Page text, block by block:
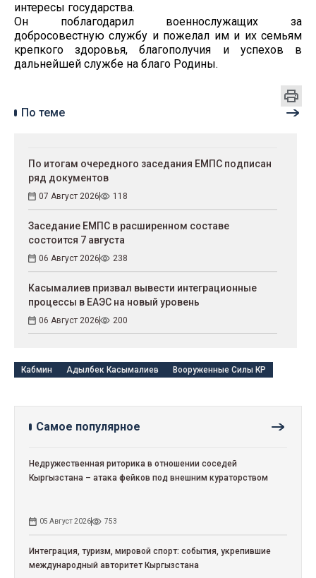
интересы государства.
Он поблагодарил военнослужащих за
добросовестную службу и пожелал им и их семьям
крепкого здоровья, благополучия и успехов в
дальнейшей службе на благо Родины.
По теме
По итогам очередного заседания ЕМПС подписан
ряд документов
07 Август 2026 118
Заседание ЕМПС в расширенном составе
состоится 7 августа
06 Август 2026 238
Касымалиев призвал вывести интеграционные
процессы в ЕАЭС на новый уровень
06 Август 2026 200
Кабмин Адылбек Касымалиев Вооруженные Силы КР
Самое популярное
Недружественная риторика в отношении соседей
Кыргызстана – атака фейков под внешним кураторством
05 Август 2026 753
Интеграция, туризм, мировой спорт: события, укрепившие
международный авторитет Кыргызстана